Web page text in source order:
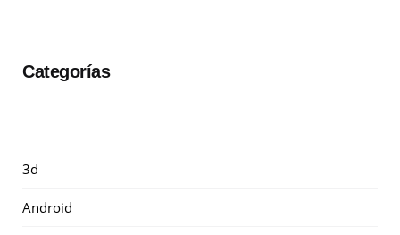
Categorías
3d
Android